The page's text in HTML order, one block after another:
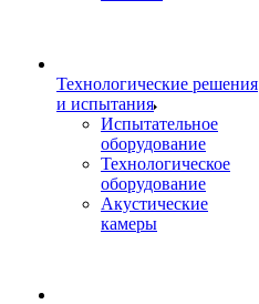
Технологические решения
и испытания
Испытательное
оборудование
Технологическое
оборудование
Акустические
камеры